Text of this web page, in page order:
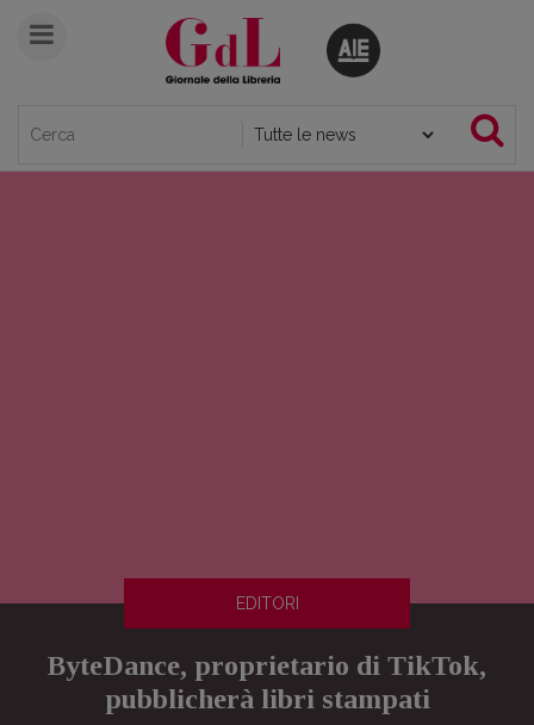
EDITORI
ByteDance, proprietario di TikTok,
pubblicherà libri stampati